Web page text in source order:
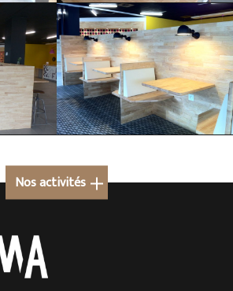
Nos activités
sur mesure en Rhône-Alpes
sur mesure à Lyon